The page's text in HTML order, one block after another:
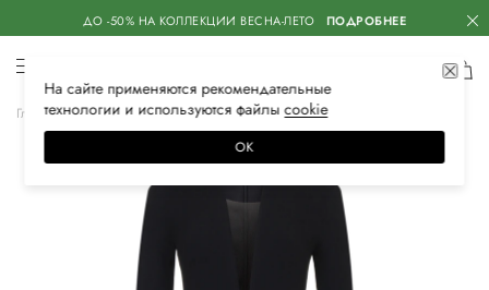
ДО -50% НА КОЛЛЕКЦИИ ВЕСНА-ЛЕТО ПОДРОБНЕЕ
Главная Женская Одежда Платья Повседневные
На сайте применяются рекомендательные
технологии и используются файлысооkiе
ОК